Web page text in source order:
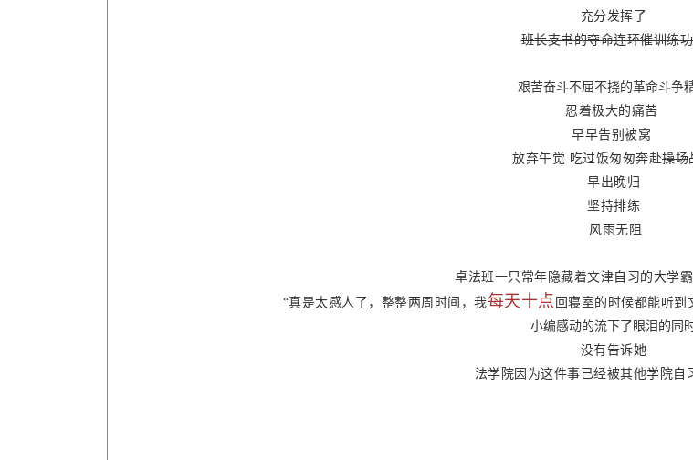
充分发挥了
班长支书的夺命连环催训练
艰苦奋斗不屈不挠的革命斗争
忍着极大的痛苦
早早告别被窝
放弃午觉 吃过饭匆匆奔赴操场
早出晚归
坚持排练
风雨无阻
卓法班一只常年隐藏着文津自习的大学
“真是太感人了，整整两周时间，我每天十点 回寝室的时候都能听
小编感动的流下了眼泪的同
没有告诉她
法学院因为这件事已经被其他学院自